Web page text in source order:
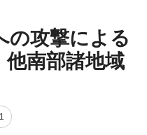
の攻撃による
南部諸地域